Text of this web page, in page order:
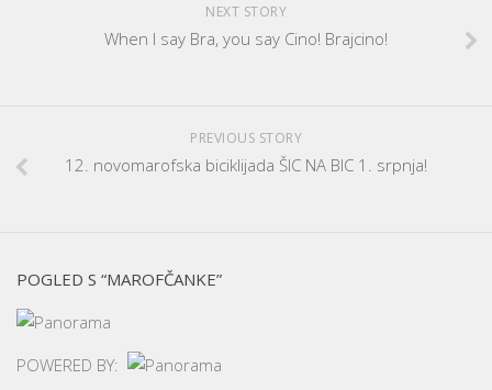
NEXT STORY
When I say Bra, you say Cino! Brajcino!
PREVIOUS STORY
12. novomarofska biciklijada ŠIC NA BIC 1. srpnja!
POGLED S “MAROFČANKE”
POWERED BY: